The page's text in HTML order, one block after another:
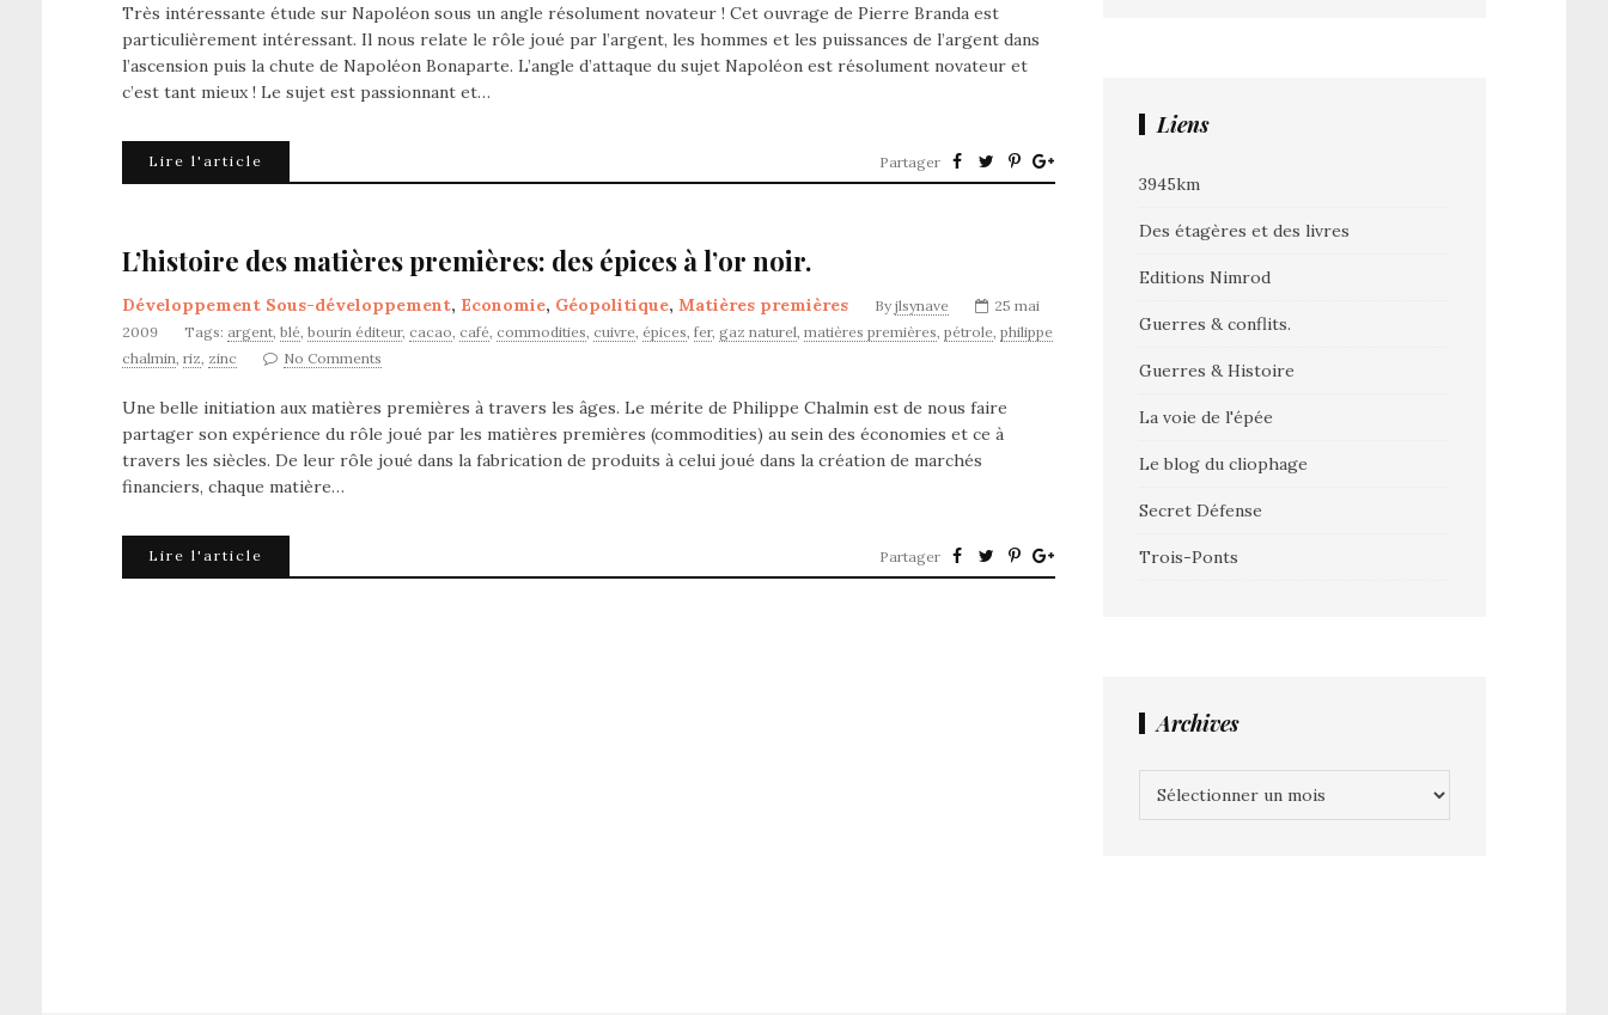
Très intéressante étude sur Napoléon sous un angle résolument novateur ! Cet ouvrage de Pierre Branda est
particulièrement intéressant. Il nous relate le rôle joué par l’argent, les hommes et les puissances de l’argent dans
l’ascension puis la chute de Napoléon Bonaparte. L’angle d’attaque du sujet Napoléon est résolument novateur et
c’est tant mieux ! Le sujet est passionnant et…
Lire l'article Partager
L’histoire des matières premières: des épices à l’or noir.
Développement Sous-développement, Economie, Géopolitique, Matières premières By jlsynave
25 mai
2009
Tags: argent, blé, bourin éditeur, cacao, café, commodities, cuivre, épices, fer, gaz naturel, matières premières, pétrole, philippe
chalmin, riz, zinc No Comments
Une belle initiation aux matières premières à travers les âges. Le mérite de Philippe Chalmin est de nous faire
partager son expérience du rôle joué par les matières premières (commodities) au sein des économies et ce à
travers les siècles. De leur rôle joué dans la fabrication de produits à celui joué dans la création de marchés
financiers, chaque matière…
Lire l'article Partager
Liens
3945km
Des étagères et des livres
Editions Nimrod
Guerres & conflits.
Guerres & Histoire
La voie de l'épée
Le blog du cliophage
Secret Défense
Trois-Ponts
Archives